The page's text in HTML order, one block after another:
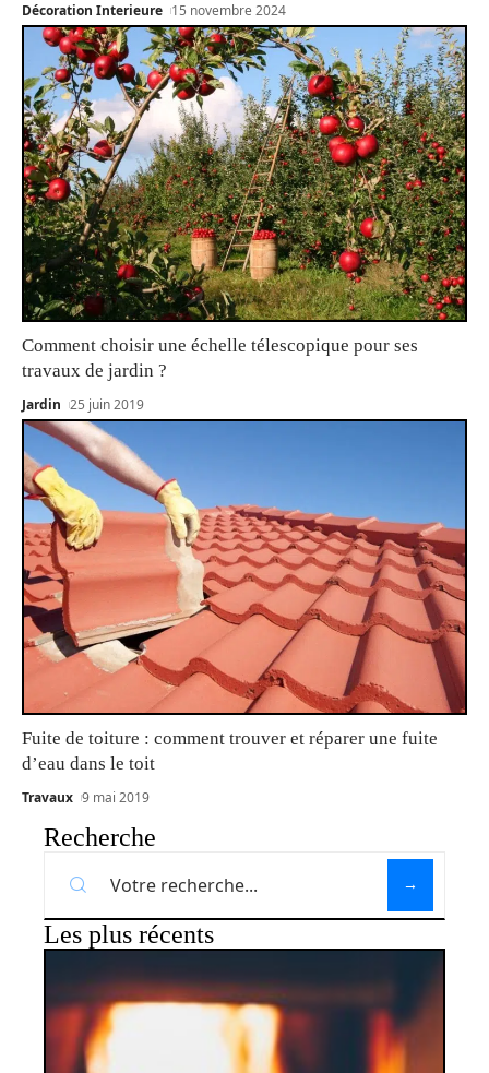
Décoration Interieure 15 novembre 2024
Comment choisir une échelle télescopique pour ses
travaux de jardin ?
Jardin 25 juin 2019
Fuite de toiture : comment trouver et réparer une fuite
d’eau dans le toit
Travaux 9 mai 2019
Recherche
Les plus récents